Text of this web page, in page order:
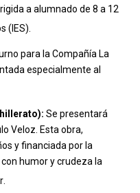
a alumnado de 8 a 12
(IES)
para la Compañía La
especialmente al
Se presentará
Veloz. Esta obra,
y financiada por la
humor y crudeza la